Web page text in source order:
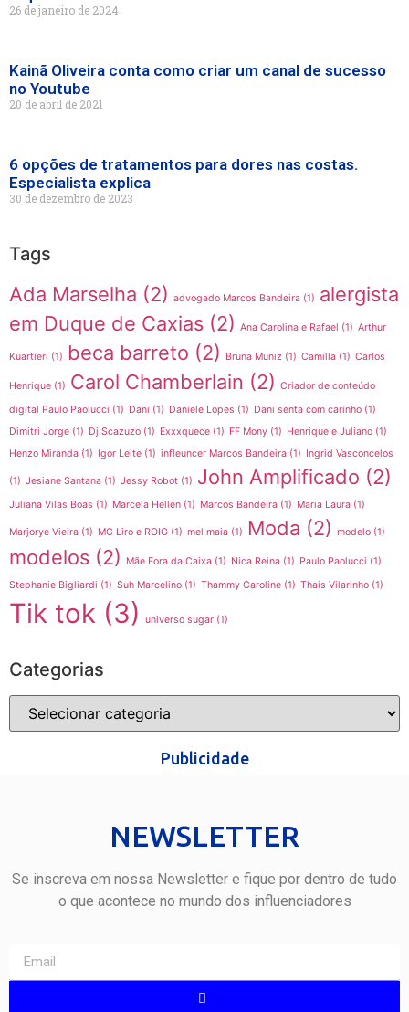
26 de janeiro de 2024
Kainã Oliveira conta como criar um canal de sucesso
no Youtube
20 de abril de 2021
6 opções de tratamentos para dores nas costas.
Especialista explica
30 de dezembro de 2023
Tags
Ada Marselha (2) advogado Marcos Bandeira (1) alergista
em Duque de Caxias (2) Ana Carolina e Rafael (1) Arthur
Kuartieri (1) beca barreto (2) Bruna Muniz (1) Camilla (1) Carlos
Henrique (1) Carol Chamberlain (2) Criador de conteúdo
digital Paulo Paolucci (1) Dani (1) Daniele Lopes (1) Dani senta com carinho (1)
Dimitri Jorge (1) Dj Scazuzo (1) Exxxquece (1) FF Mony (1) Henrique e Juliano (1)
Henzo Miranda (1) Igor Leite (1) infleuncer Marcos Bandeira (1) Ingrid Vasconcelos
(1) Jesiane Santana (1) Jessy Robot (1) John Amplificado (2)
Juliana Vilas Boas (1) Marcela Hellen (1) Marcos Bandeira (1) Maria Laura (1)
Marjorye Vieira (1) MC Liro e ROIG (1) mel maia (1) Moda (2) modelo (1)
modelos (2) Mãe Fora da Caixa (1) Nica Reina (1) Paulo Paolucci (1)
Stephanie Bigliardi (1) Suh Marcelino (1) Thammy Caroline (1) Thaís Vilarinho (1)
Tik tok (3) universo sugar (1)
Categorias
Publicidade
NEWSLETTER
Se inscreva em nossa Newsletter e fique por dentro de tudo
o que acontece no mundo dos influenciadores